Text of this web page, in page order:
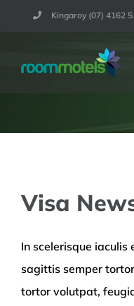
Kingaroy (07) 4162
Visa
In scelerisque
sagittis semper
tortor volutpat,